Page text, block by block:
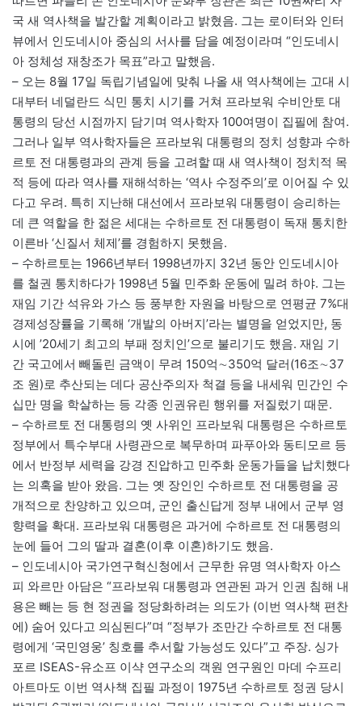
국 새 역사책을 발간할 계획이라고 밝혔음. 그는 로이터와 인터
뷰에서 인도네시아 중심의 서사를 담을 예정이라며 “인도네시
아 정체성 재창조가 목표”라고 말했음.
– 오는 8월 17일 독립기념일에 맞춰 나올 새 역사책에는 고대 시
대부터 네덜란드 식민 통치 시기를 거쳐 프라보워 수비안토 대
통령의 당선 시점까지 담기며 역사학자 100여명이 집필에 참여.
그러나 일부 역사학자들은 프라보워 대통령의 정치 성향과 수하
르토 전 대통령과의 관계 등을 고려할 때 새 역사책이 정치적 목
적 등에 따라 역사를 재해석하는 ‘역사 수정주의’로 이어질 수 있
다고 우려. 특히 지난해 대선에서 프라보워 대통령이 승리하는
데 큰 역할을 한 젊은 세대는 수하르토 전 대통령이 독재 통치한
이른바 ‘신질서 체제’를 경험하지 못했음.
– 수하르토는 1966년부터 1998년까지 32년 동안 인도네시아
를 철권 통치하다가 1998년 5월 민주화 운동에 밀려 하야. 그는
재임 기간 석유와 가스 등 풍부한 자원을 바탕으로 연평균 7%대
경제성장률을 기록해 ‘개발의 아버지’라는 별명을 얻었지만, 동
시에 ’20세기 최고의 부패 정치인’으로 불리기도 했음. 재임 기
간 국고에서 빼돌린 금액이 무려 150억∼350억 달러(16조∼37
조 원)로 추산되는 데다 공산주의자 척결 등을 내세워 민간인 수
십만 명을 학살하는 등 각종 인권유린 행위를 저질렀기 때문.
– 수하르토 전 대통령의 옛 사위인 프라보워 대통령은 수하르토
정부에서 특수부대 사령관으로 복무하며 파푸아와 동티모르 등
에서 반정부 세력을 강경 진압하고 민주화 운동가들을 납치했다
는 의혹을 받아 왔음. 그는 옛 장인인 수하르토 전 대통령을 공
개적으로 찬양하고 있으며, 군인 출신답게 정부 내에서 군부 영
향력을 확대. 프라보워 대통령은 과거에 수하르토 전 대통령의
눈에 들어 그의 딸과 결혼(이후 이혼)하기도 했음.
– 인도네시아 국가연구혁신청에서 근무한 유명 역사학자 아스
피 와르만 아담은 “프라보워 대통령과 연관된 과거 인권 침해 내
용은 빼는 등 현 정권을 정당화하려는 의도가 (이번 역사책 편찬
에) 숨어 있다고 의심된다”며 “정부가 조만간 수하르토 전 대통
령에게 ‘국민영웅’ 칭호를 추서할 가능성도 있다”고 주장. 싱가
포르 ISEAS-유소프 이샥 연구소의 객원 연구원인 마데 수프리
아트마도 이번 역사책 집필 과정이 1975년 수하르토 정권 당시